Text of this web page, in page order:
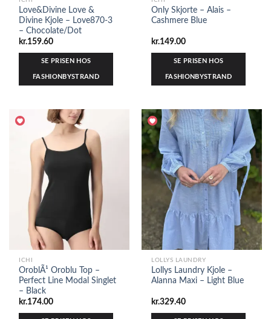
Love&Divine Love &
Divine Kjole – Love870-3
– Chocolate/Dot
kr.159.60
SE PRISEN HOS
FASHIONBYSTRAND
Only Skjorte – Alais –
Cashmere Blue
kr.149.00
SE PRISEN HOS
FASHIONBYSTRAND
ICHI
OroblÃ¹ Oroblu Top –
Perfect Line Modal Singlet
– Black
kr.174.00
LOLLYS LAUNDRY
Lollys Laundry Kjole –
Alanna Maxi – Light Blue
kr.329.40